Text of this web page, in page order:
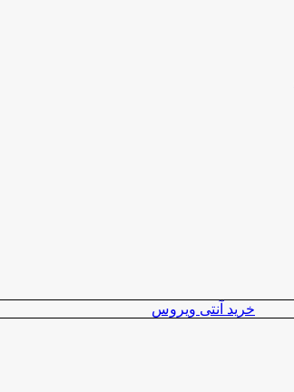
خرید آنتی ویروس